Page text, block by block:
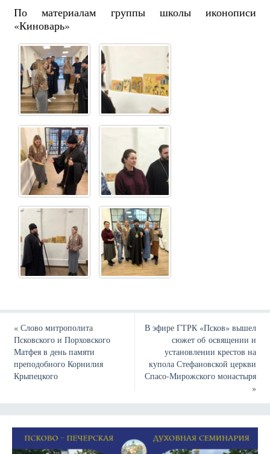
По материалам группы школы иконописи
«Киноварь»
«Слово митрополита
Псковского и Порховского
Матфея в день памяти
преподобного Корнилия
Крыпецкого
В эфире ГТРК «Псков» вышел
сюжет об освящении и
установлении крестов на
купола Стефановской церкви
Спасо-Мирожского монастыря
»